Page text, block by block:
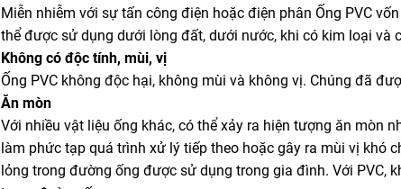
Miễn nhiễm với sự tấn công điện hoặc điện phân Ống PVC
thể được sử dụng dưới lòng đất, dưới nước, khi có kim loại và
Không có độc tính, mùi, vị
Ống PVC không độc hại, không mùi và không vị. Chúng đã
Ăn mòn
Với nhiều vật liệu ống khác, có thể xảy ra hiện tượng ăn mòn
làm phức tạp quá trình xử lý tiếp theo hoặc gây ra mùi vị khó
lỏng trong đường ống được sử dụng trong gia đình. Với PVC,